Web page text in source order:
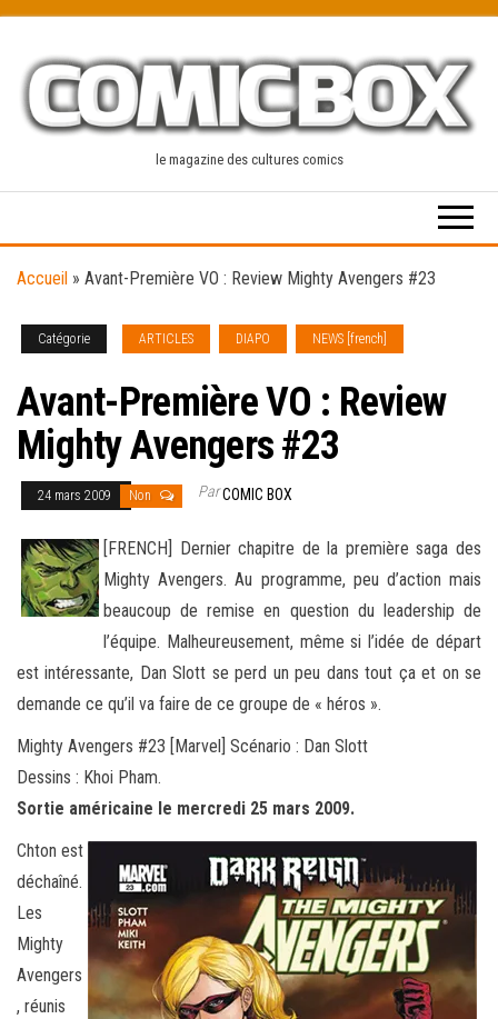
content
le magazine des cultures comics
Accueil » Avant-Première VO : Review Mighty Avengers #23
Catégorie ARTICLES DIAPO NEWS [french]
Avant-Première VO : Review
Mighty Avengers #23
24 mars 2009 Non ParCOMIC BOX
[FRENCH] Dernier chapitre de la première saga des
Mighty Avengers. Au programme, peu d’action mais
beaucoup de remise en question du leadership de
l’équipe. Malheureusement, même si l’idée de départ
est intéressante, Dan Slott se perd un peu dans tout çaet on se
demande ce qu’il va faire de ce groupe de « héros ».
Mighty Avengers #23 [Marvel] Scénario : Dan Slott
Dessins : Khoi Pham.
Sortie américaine le mercredi 25 mars 2009.
Chton est
déchaîné.
Les
Mighty
Avengers
, réunis